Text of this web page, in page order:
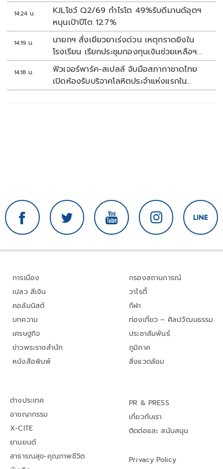
14:24 น.
KJLโชว์ Q2/69 กำไรโต 49%รับดีมานด์อุตฯ
หนุนเป้าปีโต 12.7%
14:19 น.
นายกฯ สั่งเยียวยาเร่งด่วน เหตุกราดยิงใน
โรงเรียน เรียกประชุมกองทุนเงินช่วยเหลือฯ
ทันที
14:18 น.
ฟิวเจอร์พาร์ค-สเปลล์ จับมือสภากาชาดไทย
เปิดห้องรับบริจาคโลหิตประจำแห่งแรกใน
ศูนย์การค้าปทุมธานี
การเมือง
เปลว สีเงิน
คอลัมนิสต์
บทความ
เศรษฐกิจ
ข่าวพระราชสำนัก
หนังสือพิมพ์
กรองสถานการณ์
วาไรตี้
กีฬา
ท่องเที่ยว – ศิลปวัฒนธรรม
ประชาสัมพันธ์
ภูมิภาค
สิ่งแวดล้อม
ต่างประเทศ
อาชญากรรม
X-CITE
ยานยนต์
สาธารณสุข-คุณภาพชีวิต
PR & PRESS
เกี่ยวกับเรา
ติดต่อและ สนับสนุน
Privacy Policy